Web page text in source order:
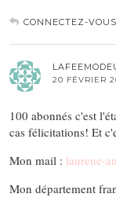
CONNECTEZ-
20 FÉVRIER
100 abonnés c'est
cas félicitations! Et
Mon mail : laurene-
Mon département